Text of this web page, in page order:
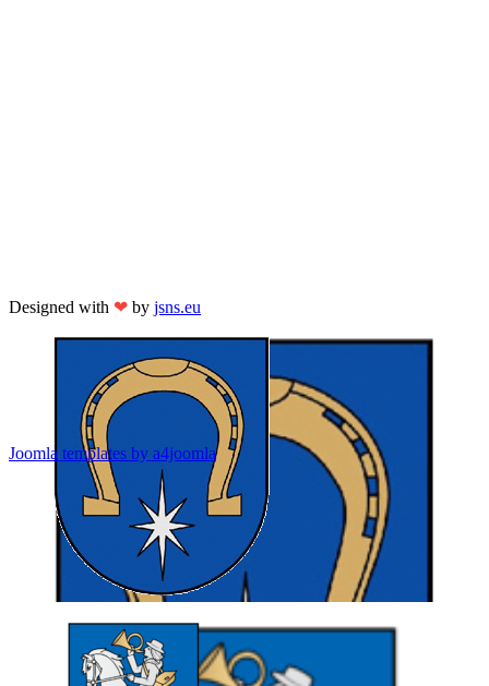
Designed with ❤ by jsns.eu
Joomla templates by a4joomla